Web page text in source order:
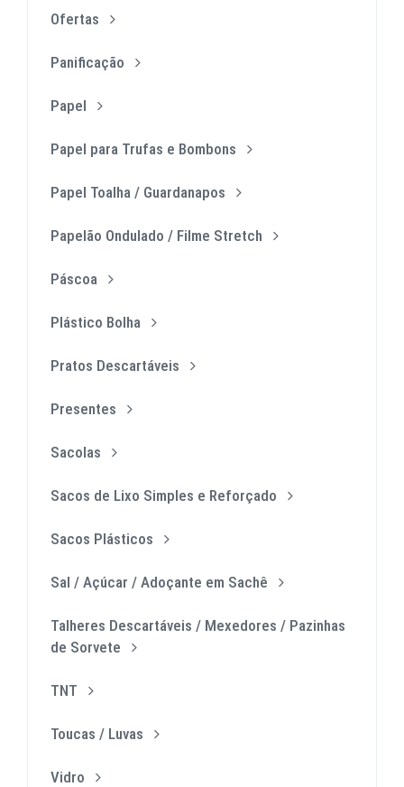
Ofertas
Panificação
Papel
Papel para Trufas e Bombons
Papel Toalha / Guardanapos
Papelão Ondulado / Filme Stretch
Páscoa
Plástico Bolha
Pratos Descartáveis
Presentes
Sacolas
Sacos de Lixo Simples e Reforçado
Sacos Plásticos
Sal / Açúcar / Adoçante em Sachê
Talheres Descartáveis / Mexedores / Pazinhas
de Sorvete
TNT
Toucas / Luvas
Vidro